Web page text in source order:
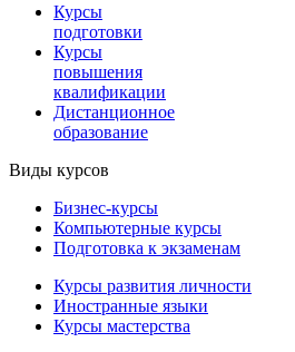
Курсы
подготовки
Курсы
повышения
квалификации
Дистанционное
образование
Виды курсов
Бизнес-курсы
Компьютерные курсы
Подготовка к экзаменам
Курсы развития личности
Иностранные языки
Курсы мастерства